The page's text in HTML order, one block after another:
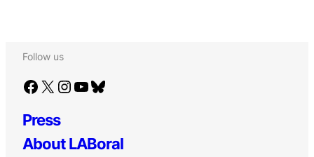
Follow us
Facebook X Instagram YouTube Bluesky
Press
About LABoral